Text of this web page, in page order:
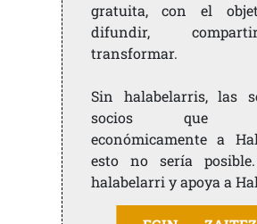
gratuita, con el
difundir,
transformar.
Sin halabelarris, las
socios que
económicamente a
esto no sería posible.
halabelarri y apoya a